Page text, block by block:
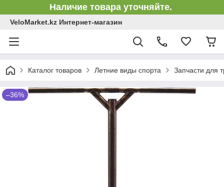
Наличие товара уточняйте.
VeloMarket.kz Интернет-магазин
Каталог товаров Летние виды спорта Запчасти для
–36%